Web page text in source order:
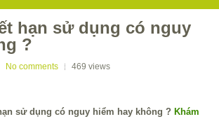
hạn sử dụng có nguy
?
No comments 469 views
Khám